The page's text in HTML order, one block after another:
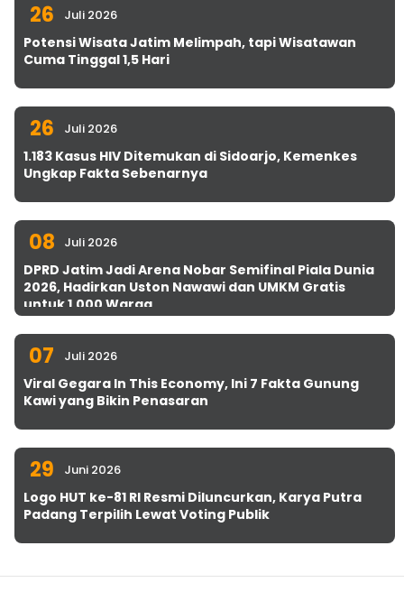
26 Juli 2026
Potensi Wisata Jatim Melimpah, tapi Wisatawan
Cuma Tinggal 1,5 Hari
26 Juli 2026
1.183 Kasus HIV Ditemukan di Sidoarjo, Kemenkes
Ungkap Fakta Sebenarnya
08 Juli 2026
DPRD Jatim Jadi Arena Nobar Semifinal Piala Dunia
2026, Hadirkan Uston Nawawi dan UMKM Gratis
untuk 1.000 Warga
07 Juli 2026
Viral Gegara In This Economy, Ini 7 Fakta Gunung
Kawi yang Bikin Penasaran
29 Juni 2026
Logo HUT ke-81 RI Resmi Diluncurkan, Karya Putra
Padang Terpilih Lewat Voting Publik